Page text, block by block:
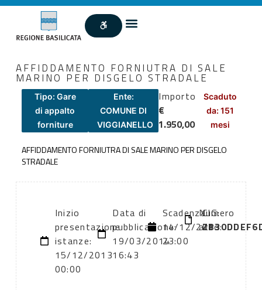
AFFIDDAMENTO FORNIUTRA DI SALE
MARINO PER DISGELO STRADALE
Tipo: Gare
di appalto
forniture
Ente:
COMUNE DI
VIGGIANELLO
Importo
€
1.950,00
Scaduto
da: 151
mesi
AFFIDDAMENTO FORNIUTRA DI SALE MARINO PER DISGELO
STRADALE
Inizio
presentazione
istanze:
15/12/2013
00:00
Data di
pubblicazione:
19/03/2014
16:43
Scadenza:
14/12/2013
23:00
Numero
atto:
CIG: